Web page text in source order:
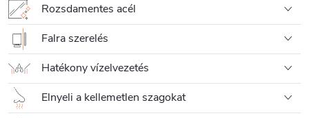
Rozsdamentes acél
Falra szerelés
Hatékony vízelvezetés
Elnyeli a kellemetlen szagokat